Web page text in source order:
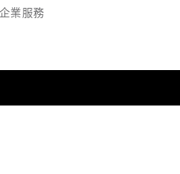
企業服務